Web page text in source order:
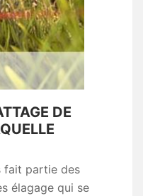
DE
fait partie des
élagage qui se